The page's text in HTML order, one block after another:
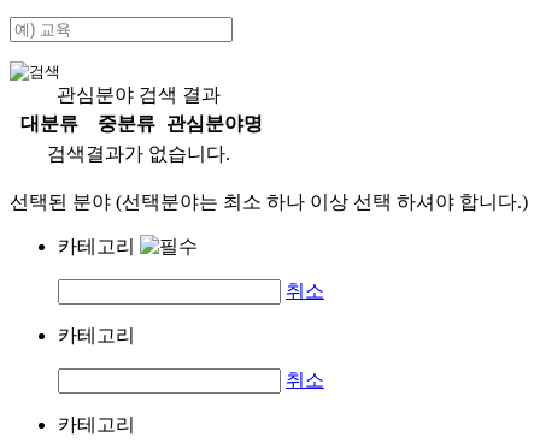
관심분야 검색 결과
대분류
중분류
관심분야명
검색결과가 없습니다.
선택된 분야 (선택분야는 최소 하나 이상 선택 하셔야 합니다.)
카테고리
취소
카테고리
취소
카테고리